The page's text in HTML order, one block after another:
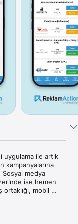
uygulama ile artık
kampanyalarına
Sosyal medya
ise hemen
mobil